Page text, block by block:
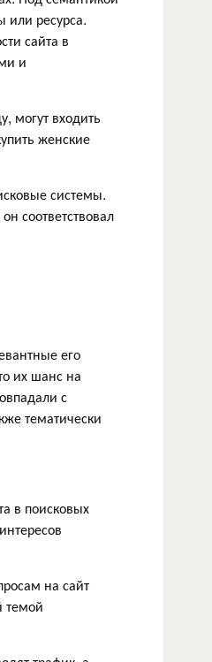
ресурса.
сайта в
и
могут входить
женские
системы.
соответствовал
его
их шанс на
с
тематически
в поисковых
на сайт
темой